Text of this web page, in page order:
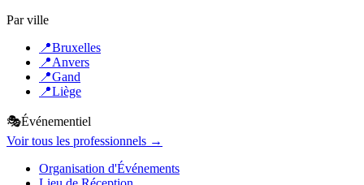
Par ville
📍Bruxelles
📍Anvers
📍Gand
📍Liège
🎭Événementiel
Voir tous les professionnels →
Organisation d'Événements